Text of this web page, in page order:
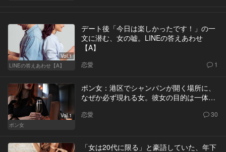
Vol.1
LINEの答えあわせ【A】
デート後「今日は楽しかったです！」の一
文に潜む、女の嘘。LINEの答えあわせ
【A】
恋愛 1
Vol.1
ポン女
ポン女：港区でシャンパンが開く場所に、
なぜか必ず現れる女。彼女の目的は一体…
恋愛 30
「女は20代に限る」と豪語していた、年下